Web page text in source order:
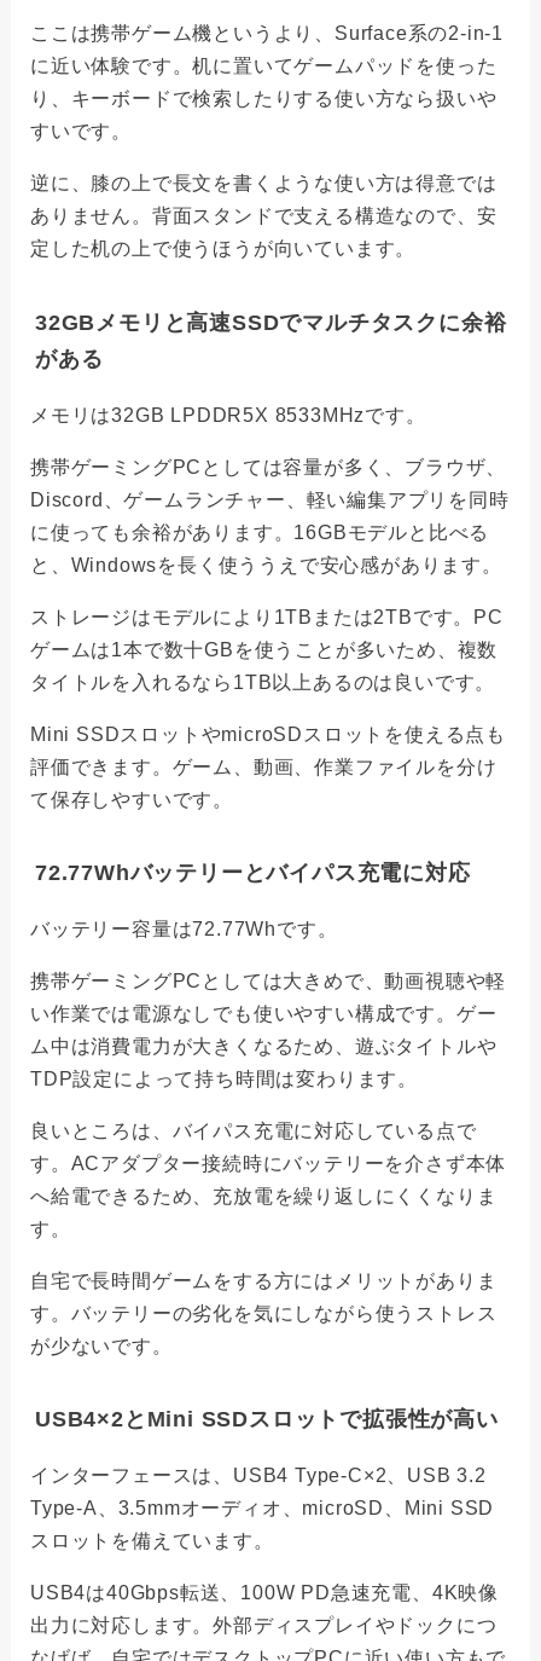
ここは携帯ゲーム機というより、Surface系の2-in-1
に近い体験です。机に置いてゲームパッドを使った
り、キーボードで検索したりする使い方なら扱いや
すいです。
逆に、膝の上で長文を書くような使い方は得意では
ありません。背面スタンドで支える構造なので、安
定した机の上で使うほうが向いています。
32GBメモリと高速SSDでマルチタスクに余裕
がある
メモリは32GB LPDDR5X 8533MHzです。
携帯ゲーミングPCとしては容量が多く、ブラウザ、
Discord、ゲームランチャー、軽い編集アプリを同時
に使っても余裕があります。16GBモデルと比べる
と、Windowsを長く使ううえで安心感があります。
ストレージはモデルにより1TBまたは2TBです。PC
ゲームは1本で数十GBを使うことが多いため、複数
タイトルを入れるなら1TB以上あるのは良いです。
Mini SSDスロットやmicroSDスロットを使える点も
評価できます。ゲーム、動画、作業ファイルを分け
て保存しやすいです。
72.77Whバッテリーとバイパス充電に対応
バッテリー容量は72.77Whです。
携帯ゲーミングPCとしては大きめで、動画視聴や軽
い作業では電源なしでも使いやすい構成です。ゲー
ム中は消費電力が大きくなるため、遊ぶタイトルや
TDP設定によって持ち時間は変わります。
良いところは、バイパス充電に対応している点で
す。ACアダプター接続時にバッテリーを介さず本体
へ給電できるため、充放電を繰り返しにくくなりま
す。
自宅で長時間ゲームをする方にはメリットがありま
す。バッテリーの劣化を気にしながら使うストレス
が少ないです。
USB4×2とMini SSDスロットで拡張性が高い
インターフェースは、USB4 Type-C×2、USB 3.2
Type-A、3.5mmオーディオ、microSD、Mini SSD
スロットを備えています。
USB4は40Gbps転送、100W PD急速充電、4K映像
出力に対応します。外部ディスプレイやドックにつ